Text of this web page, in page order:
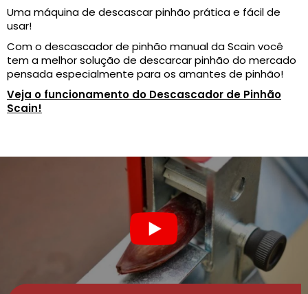
Uma máquina de descascar pinhão prática e fácil de
usar!
Com o descascador de pinhão manual da Scain você
tem a melhor solução de descarcar pinhão do mercado
pensada especialmente para os amantes de pinhão!
Veja o funcionamento do Descascador de Pinhão
Scain!